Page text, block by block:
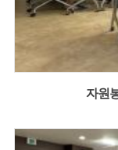
자원